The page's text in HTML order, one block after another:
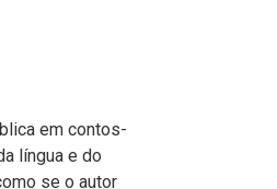
em contos-
língua e do
se o autor